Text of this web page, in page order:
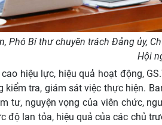
Phó Bí thư chuyên trách Đảng ủy,
Hội
hiệu lực, hiệu quả hoạt động,
kiểm tra, giám sát việc thực hiện.
tư, nguyện vọng của viên chức,
độ lan tỏa, hiệu quả của các chủ